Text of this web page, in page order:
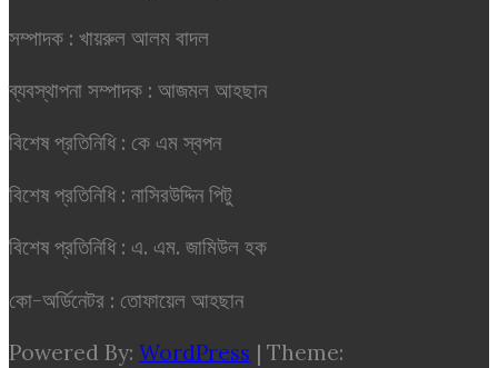
সম্পাদক : খায়রুল আলম বাদল
ব্যবস্থাপনা সম্পাদক : আজমল আহছান
বিশেষ প্রতিনিধি : কে এম স্বপন
বিশেষ প্রতিনিধি : নাসিরউদ্দিন পিটু
বিশেষ প্রতিনিধি : এ. এম. জামিউল হক
কো-অর্ডিনেটর : তোফায়েল আহছান
Powered By: WordPress | Theme: